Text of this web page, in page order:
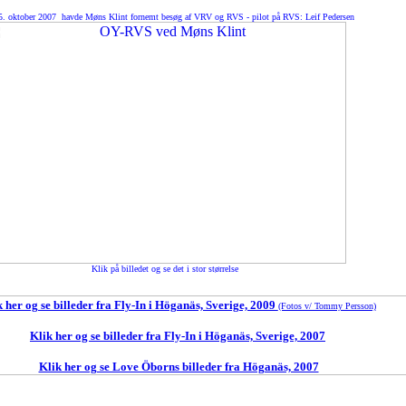
oktober 2007 havde Møns Klint fornemt besøg af VRV og RVS - pilot på RVS: Leif Pedersen
Klik på billedet og se det i stor størrelse
og se billeder fra Fly-In i Höganäs, Sverige, 2009 (Fotos v/ Tommy Persson)
Klik her og se billeder fra Fly-In i Höganäs, Sverige, 2007
Klik her og se Love Öborns billeder fra Höganäs, 2007